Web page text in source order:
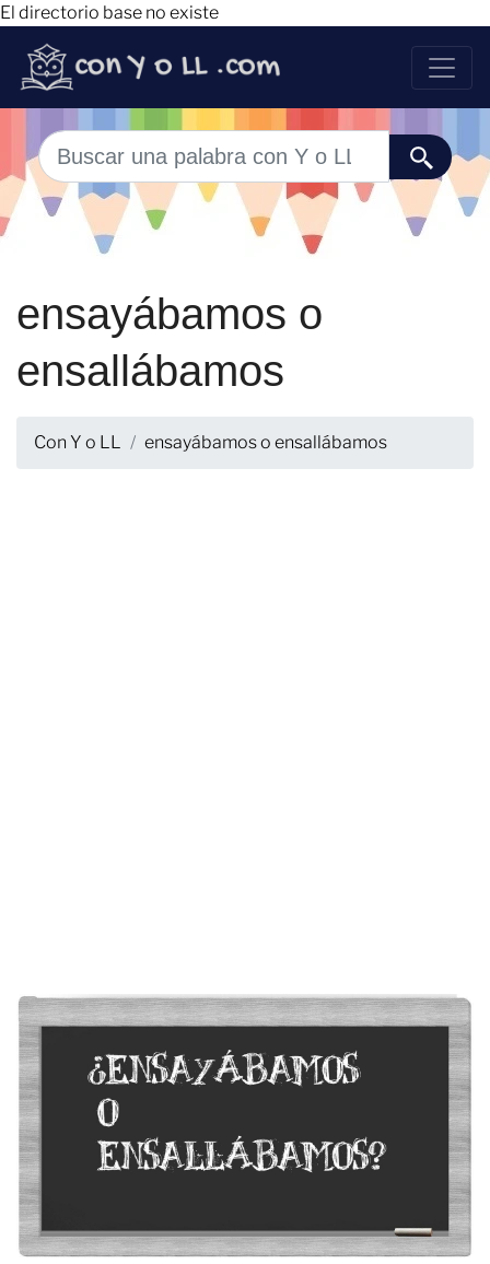
El directorio base no existe
ensayábamos o
ensallábamos
Con Y o LL ensayábamos o ensallábamos